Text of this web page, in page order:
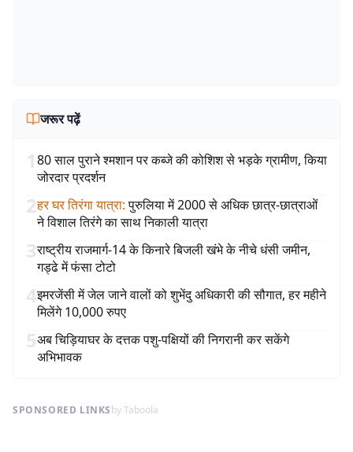
जरूर पढ़ें
180 साल पुराने श्मशान पर कब्जे की कोशिश से भड़के ग्रामीण, किया
जोरदार प्रदर्शन
2हर घर तिरंगा यात्रा: पुरुलिया में 2000 से अधिक छात्र-छात्राओं
ने विशाल तिरंगे का साथ निकाली यात्रा
3राष्ट्रीय राजमार्ग-14 के किनारे बिजली खंभे के नीचे धंसी जमीन,
गड्ढे में फंसा टोटो
4इमरजेंसी में जेल जाने वालों को शुभेंदु अधिकारी की सौगात, हर महीने
मिलेंगे 10,000 रुपए
5अब चिड़ियाघर के दत्तक पशु-पक्षियों की निगरानी कर सकेंगे
अभिभावक
SPONSORED LINKSby Taboola